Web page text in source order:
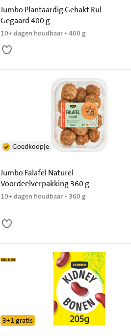
Jumbo Plantaardig Gehakt Rul
Gegaard 400 g
10+ dagen houdbaar • 400 g
Jumbo Falafel Naturel
Voordeelverpakking 360 g
10+ dagen houdbaar • 360 g
Goedkoopje
3+1 gratis